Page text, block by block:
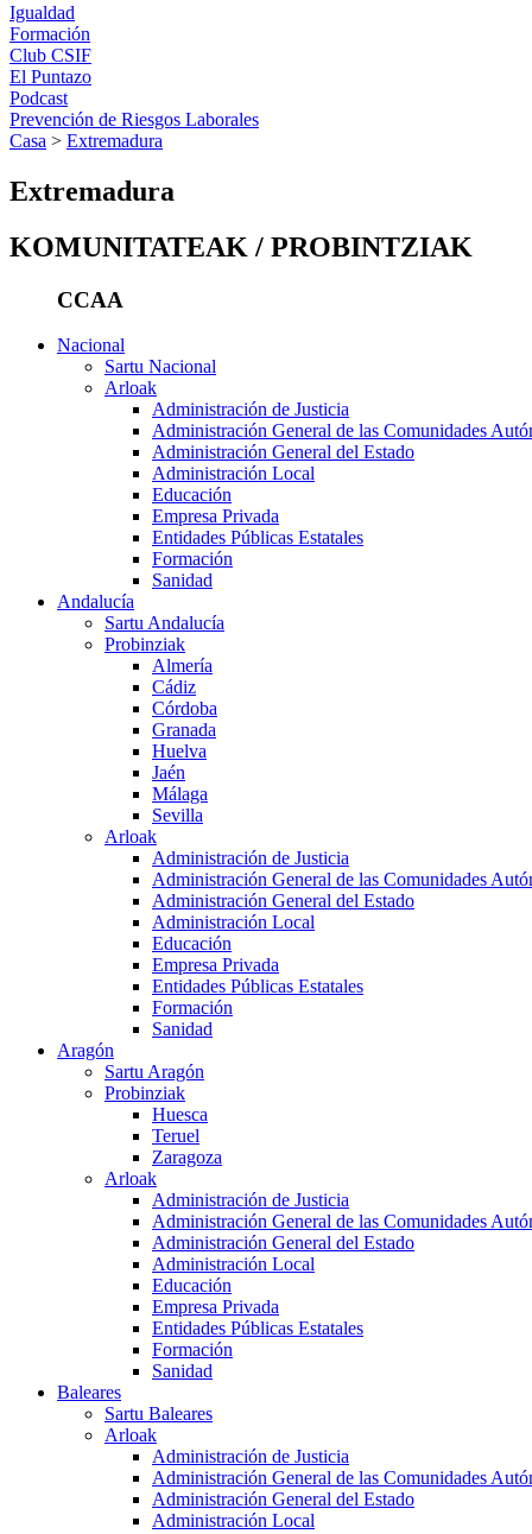
Igualdad
Formación
Club CSIF
El Puntazo
Podcast
Prevención de Riesgos Laborales
Casa > Extremadura
Extremadura
KOMUNITATEAK / PROBINTZIAK
CCAA
Nacional
Sartu Nacional
Arloak
Administración de Justicia
Administración General de las Comunidades
Administración General del Estado
Administración Local
Educación
Empresa Privada
Entidades Públicas Estatales
Formación
Sanidad
Andalucía
Sartu Andalucía
Probinziak
Almería
Cádiz
Córdoba
Granada
Huelva
Jaén
Málaga
Sevilla
Arloak
Administración de Justicia
Administración General de las Comunidades
Administración General del Estado
Administración Local
Educación
Empresa Privada
Entidades Públicas Estatales
Formación
Sanidad
Aragón
Sartu Aragón
Probinziak
Huesca
Teruel
Zaragoza
Arloak
Administración de Justicia
Administración General de las Comunidades
Administración General del Estado
Administración Local
Educación
Empresa Privada
Entidades Públicas Estatales
Formación
Sanidad
Baleares
Sartu Baleares
Arloak
Administración de Justicia
Administración General de las Comunidades
Administración General del Estado
Administración Local